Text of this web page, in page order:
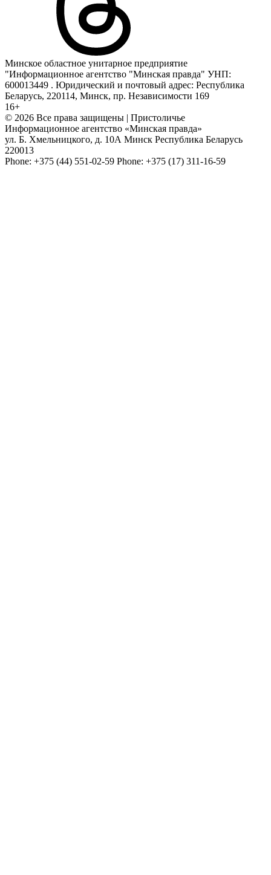
Минское областное унитарное предприятие
"Информационное агентство "Минская правда" УНП:
600013449 . Юридический и почтовый адрес: Республика
Беларусь, 220114, Минск, пр. Независимости 169
16+
© 2026 Все права защищены | Пристоличье
Информационное агентство «Минская правда»
ул. Б. Хмельницкого, д. 10А Минск Республика Беларусь
220013
Phone: +375 (44) 551-02-59 Phone: +375 (17) 311-16-59